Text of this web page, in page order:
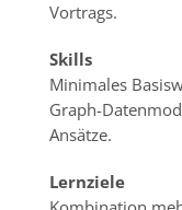
Vortrags.
Skills
Minimales
Graph-
Ansätze.
Lernziele